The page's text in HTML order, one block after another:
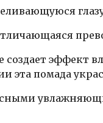
эффект
эта помада